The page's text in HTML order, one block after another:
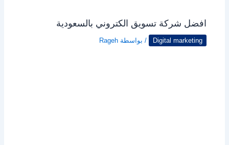
افضل شركة تسويق الكتروني بالسعودية
Digital marketing / بواسطة Rageh